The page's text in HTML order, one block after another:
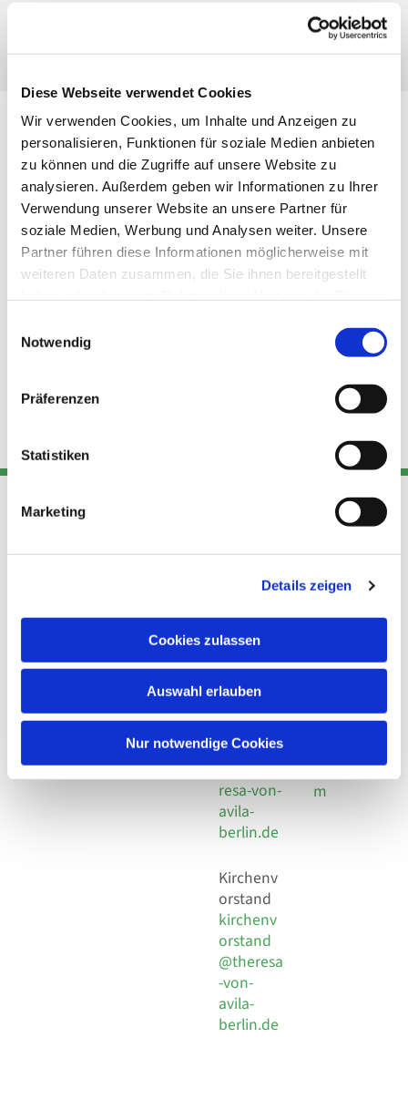
Diese Webseite verwendet Cookies
Wir verwenden Cookies, um Inhalte und Anzeigen zu
personalisieren, Funktionen für soziale Medien anbieten
zu können und die Zugriffe auf unsere Website zu
analysieren. Außerdem geben wir Informationen zu Ihrer
Verwendung unserer Website an unsere Partner für
soziale Medien, Werbung und Analysen weiter. Unsere
Partner führen diese Informationen möglicherweise mit
weiteren Daten zusammen, die Sie ihnen bereitgestellt
Notwendig
Präferenzen
Statistiken
Marketing
Details zeigen
Cookies zulassen
Auswahl erlauben
Nur notwendige Cookies
St. Maria Magdalena, Kirche, Platanenstraße
Adresse
Kirchengemeinde Pfarrei
Hl. Theresa von Avila Berlin
Leitender Pfarrer - Norbert
Behaimstr. 39
Kont
Telefon
+49 30
924 64 28
Fax +49
30 924 54
18
E-Mail
info@the
resa-von-
avila-
berlin.de
Kirchenv
orstand
kirchenv
orstand
@theresa
-von-
avila-
berlin.de
Links
Datensch
utz
Social
Impressu
m